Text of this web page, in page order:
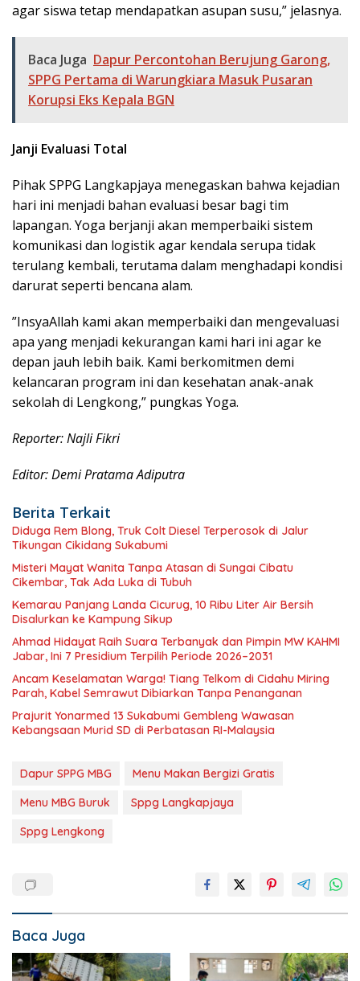
agar siswa tetap mendapatkan asupan susu,” jelasnya.
Baca Juga Dapur Percontohan Berujung Garong,
SPPG Pertama di Warungkiara Masuk Pusaran
Korupsi Eks Kepala BGN
Janji Evaluasi Total
​Pihak SPPG Langkapjaya menegaskan bahwa kejadian
hari ini menjadi bahan evaluasi besar bagi tim
lapangan. Yoga berjanji akan memperbaiki sistem
komunikasi dan logistik agar kendala serupa tidak
terulang kembali, terutama dalam menghadapi kondisi
darurat seperti bencana alam.
​”InsyaAllah kami akan memperbaiki dan mengevaluasi
apa yang menjadi kekurangan kami hari ini agar ke
depan jauh lebih baik. Kami berkomitmen demi
kelancaran program ini dan kesehatan anak-anak
sekolah di Lengkong,” pungkas Yoga.
Reporter: Najli Fikri
Editor: Demi Pratama Adiputra
Berita Terkait
Diduga Rem Blong, Truk Colt Diesel Terperosok di Jalur
Tikungan Cikidang Sukabumi
Misteri Mayat Wanita Tanpa Atasan di Sungai Cibatu
Cikembar, Tak Ada Luka di Tubuh
Kemarau Panjang Landa Cicurug, 10 Ribu Liter Air Bersih
Disalurkan ke Kampung Sikup
Ahmad Hidayat Raih Suara Terbanyak dan Pimpin MW KAHMI
Jabar, Ini 7 Presidium Terpilih Periode 2026–2031
Ancam Keselamatan Warga! Tiang Telkom di Cidahu Miring
Parah, Kabel Semrawut Dibiarkan Tanpa Penanganan
Prajurit Yonarmed 13 Sukabumi Gembleng Wawasan
Kebangsaan Murid SD di Perbatasan RI-Malaysia
Dapur SPPG MBG
Menu Makan Bergizi Gratis
Menu MBG Buruk
Sppg Langkapjaya
Sppg Lengkong
Baca Juga